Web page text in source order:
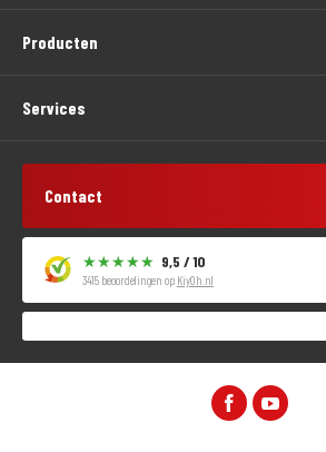
Producten
Services
Contact
9,5 / 10
3415 beoordelingen op KiyOh.nl